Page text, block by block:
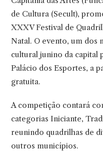
de Cultura (Secult),
XXXV Festival de
Natal. O evento, um dos
cultural junino da capital
Palácio dos Esportes, a
gratuita.
A competição contará
categorias Iniciante,
reunindo quadrilhas de
outros municípios.